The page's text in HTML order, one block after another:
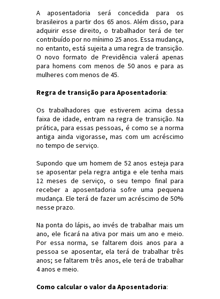
A aposentadoria será concedida para os
brasileiros a partir dos 65 anos. Além disso, para
adquirir esse direito, o trabalhador terá de ter
contribuído por no mínimo 25 anos. Essa mudança,
no entanto, está sujeita a uma regra de transição.
O novo formato de Previdência valerá apenas
para homens com menos de 50 anos e para as
mulheres com menos de 45.
Regra de transição para Aposentadoria:
Os trabalhadores que estiverem acima dessa
faixa de idade, entram na regra de transição. Na
prática, para essas pessoas, é como se a norma
antiga ainda vigorasse, mas com um acréscimo
no tempo de serviço.
Supondo que um homem de 52 anos esteja para
se aposentar pela regra antiga e ele tenha mais
12 meses de serviço, o seu tempo final para
receber a aposentadoria sofre uma pequena
mudança. Ele terá de fazer um acréscimo de 50%
nesse prazo.
Na ponta do lápis, ao invés de trabalhar mais um
ano, ele ficará na ativa por mais um ano e meio.
Por essa norma, se faltarem dois anos para a
pessoa se aposentar, ela terá de trabalhar três
anos; se faltarem três anos, ele terá de trabalhar
4 anos e meio.
Como calcular o valor da Aposentadoria: